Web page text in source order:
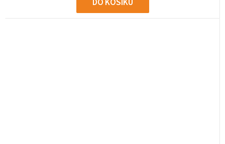
DO KOŠÍKU